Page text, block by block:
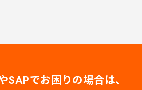
SAPでお困りの場合は、